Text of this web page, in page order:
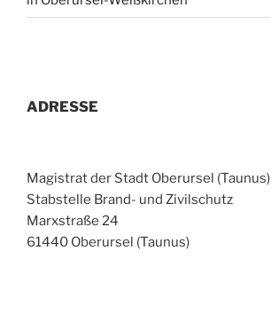
ADRESSE
Magistrat der Stadt Oberursel (Taunus)
Stabstelle Brand- und Zivilschutz
Marxstraße 24
61440 Oberursel (Taunus)